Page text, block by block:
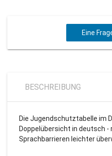
Eine
BESCHREIBUNG
Die Jugendschutztabelle im
Doppelübersicht in deutsch
Sprachbarrieren leichter